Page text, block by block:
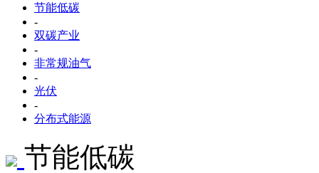
节能低碳
-
双碳产业
-
非常规油气
-
光伏
-
分布式能源
节能低碳